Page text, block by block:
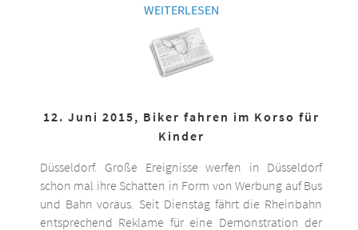
WEITERLESEN
12. Juni 2015, Biker fahren im Korso für
Kinder
Düsseldorf. Große Ereignisse werfen in Düsseldorf
schon mal ihre Schatten in Form von Werbung auf Bus
und Bahn voraus. Seit Dienstag fährt die Rheinbahn
entsprechend Reklame für eine Demonstration der